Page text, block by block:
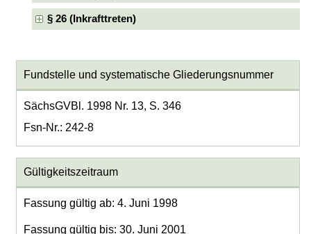
§ 26 (Inkrafttreten)
Fundstelle und systematische Gliederungsnummer
SächsGVBl. 1998 Nr. 13, S. 346
Fsn-Nr.: 242-8
Gültigkeitszeitraum
Fassung gültig ab: 4. Juni 1998
Fassung gültig bis: 30. Juni 2001